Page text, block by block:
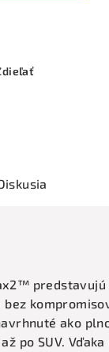
ako
po SUV.